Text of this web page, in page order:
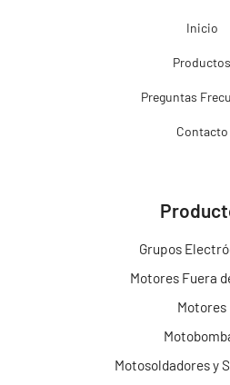
Inicio
Productos
Preguntas
Contacto
Grupos
Motores Fuera
Motores
Motosoldadores y